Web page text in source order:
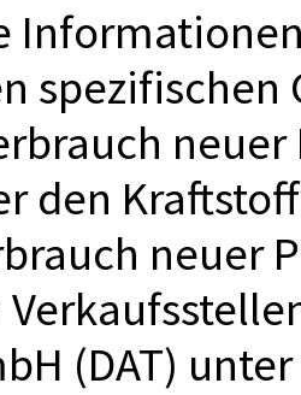
spezifischen
den
neuer
(DAT) unter